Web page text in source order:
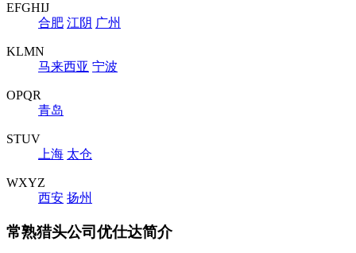
EFGHIJ
合肥 江阴 广州
KLMN
马来西亚 宁波
OPQR
青岛
STUV
上海 太仓
WXYZ
西安 扬州
常熟猎头公司优仕达简介